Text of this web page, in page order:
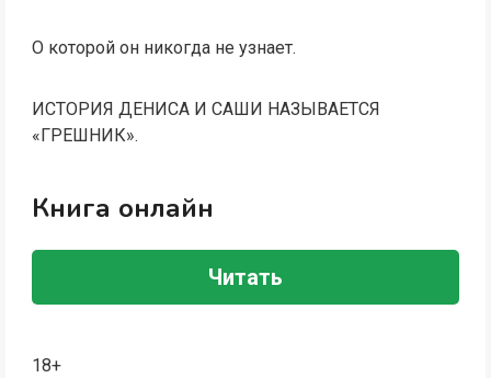
О которой он никогда не узнает.
ИСТОРИЯ ДЕНИСА И САШИ НАЗЫВАЕТСЯ
«ГРЕШНИК».
Книга онлайн
Читать
18+